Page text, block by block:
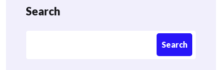
Search
Search